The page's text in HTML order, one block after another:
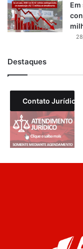
Em
Destaques
Contato Jurídico